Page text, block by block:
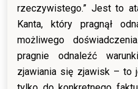
rzeczywistego.” Jest to
Kanta, który pragnął
możliwego
pragnie odnaleźć
zjawiania się zjawisk – to